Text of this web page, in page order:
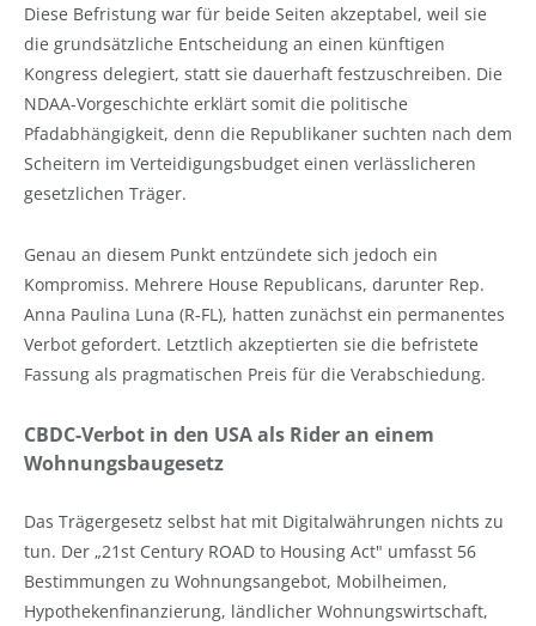
Diese Befristung war für beide Seiten akzeptabel, weil sie
die grundsätzliche Entscheidung an einen künftigen
Kongress delegiert, statt sie dauerhaft festzuschreiben. Die
NDAA-Vorgeschichte erklärt somit die politische
Pfadabhängigkeit, denn die Republikaner suchten nach dem
Scheitern im Verteidigungsbudget einen verlässlicheren
gesetzlichen Träger.
Genau an diesem Punkt entzündete sich jedoch ein
Kompromiss. Mehrere House Republicans, darunter Rep.
Anna Paulina Luna (R-FL), hatten zunächst ein permanentes
Verbot gefordert. Letztlich akzeptierten sie die befristete
Fassung als pragmatischen Preis für die Verabschiedung.
CBDC-Verbot in den USA als Rider an einem
Wohnungsbaugesetz
Das Trägergesetz selbst hat mit Digitalwährungen nichts zu
tun. Der „21st Century ROAD to Housing Act" umfasst 56
Bestimmungen zu Wohnungsangebot, Mobilheimen,
Hypothekenfinanzierung, ländlicher Wohnungswirtschaft,